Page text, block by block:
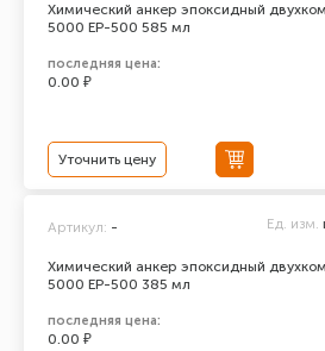
Химический анкер эпоксидный
5000 ЕР-500 585 мл
последняя цена:
0.00 ₽
Уточнить цену
Химический анкер эпоксидный
5000 ЕР-500 385 мл
Артикул: - Ед. изм.
последняя цена:
0.00 ₽